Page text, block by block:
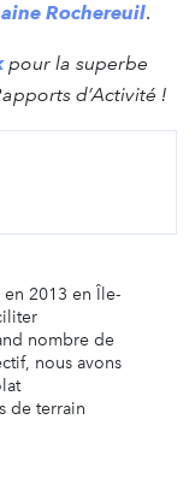
Rochereuil.
pour la superbe
d’Activité !
en 2013 en Île-
nombre de
nous avons
de terrain